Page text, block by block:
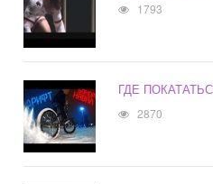
1793
ГДЕ
2870